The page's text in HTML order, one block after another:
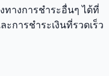
างการชำระอื่นๆ ได้ที่
การชำระเงินที่รวดเร็ว